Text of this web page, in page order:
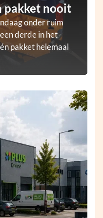
pakket nooit
onder ruim
derde in het
pakket helemaal